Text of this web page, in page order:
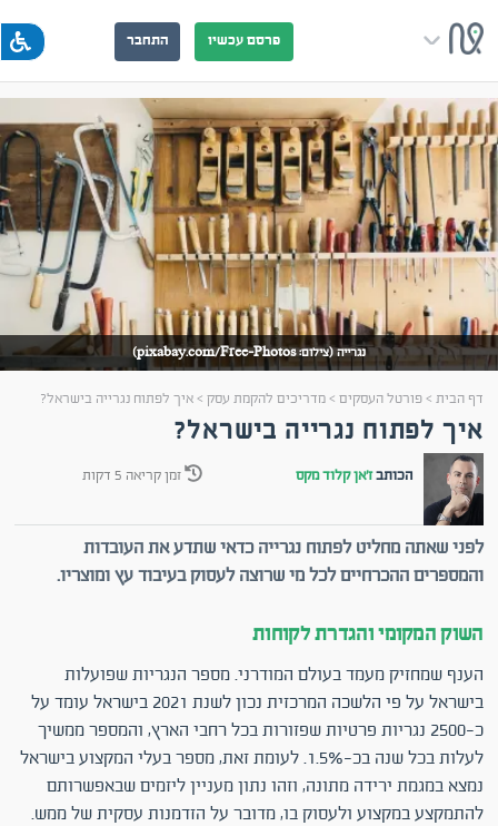
פרסם עכשיו התחבר
נגרייה (צילום: pixabay.com/Free-Photos)
דף הבית >פורטל העסקים >מדריכים להקמת עסק >איך לפתוח נגרייה בישראל?
איך לפתוח נגרייה בישראל?
הכותבז'אן קלוד מקס זמן קריאה 5 דקות
לפני שאתה מחליט לפתוח נגרייה כדאי שתדע את העובדות
והמספרים ההכרחיים לכל מי שרוצה לעסוק בעיבוד עץ ומוצריו.
השוק המקומי והגדרת לקוחות
הענף שמחזיק מעמד בעולם המודרני. מספר הנגריות שפועלות
בישראל על פי הלשכה המרכזית נכון לשנת 2021 בישראל עומד על
כ-2500 נגריות פרטיות שפזורות בכל רחבי הארץ, והמספר ממשיך
לעלות בכל שנה בכ-1.5%. לעומת זאת, מספר בעלי המקצוע בישראל
נמצא במגמת ירידה מתונה, וזהו נתון מעניין ליזמים שבאפשרותם
להתמקצע במקצוע ולעסוק בו, מדובר על הזדמנות עסקית של ממש.